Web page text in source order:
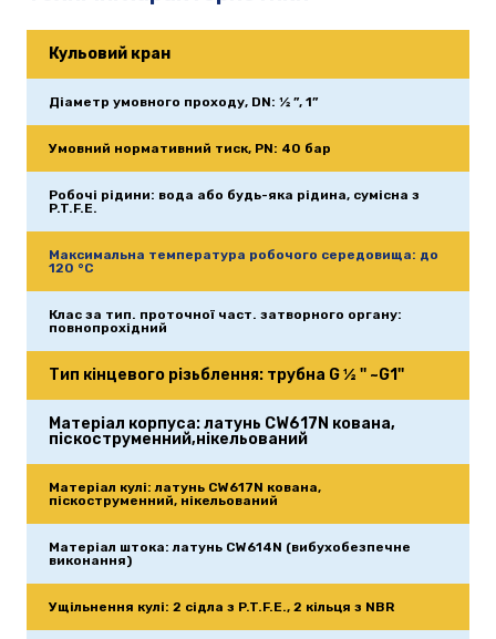
Кульовий кран
Діаметр умовного проходу, DN: ½ ”, 1”
Умовний нормативний тиск, PN: 40 бар
Робочі рідини: вода або будь-яка рідина, сумісна з
P.T.F.E.
Максимальна температура робочого середовища: до
120 °C
Клас за тип. проточної част. затворного органу:
повнопрохідний
Тип кінцевого різьблення: трубна G ½ '' ~G1''
Матеріал корпуса: латунь CW617N кована,
піскоструменний,нікельований
Матеріал кулі: латунь CW617N кована,
піскоструменний, нікельований
Матеріал штока: латунь CW614N (вибухобезпечне
виконання)
Ущільнення кулі: 2 сідла з P.T.F.E., 2 кільця з NBR